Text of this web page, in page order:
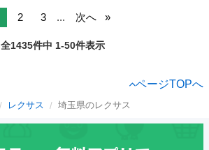
2 3 ... 次へ
全1435件中 1-50件表示
ページTOPへ
レクサス 埼玉県のレクサス